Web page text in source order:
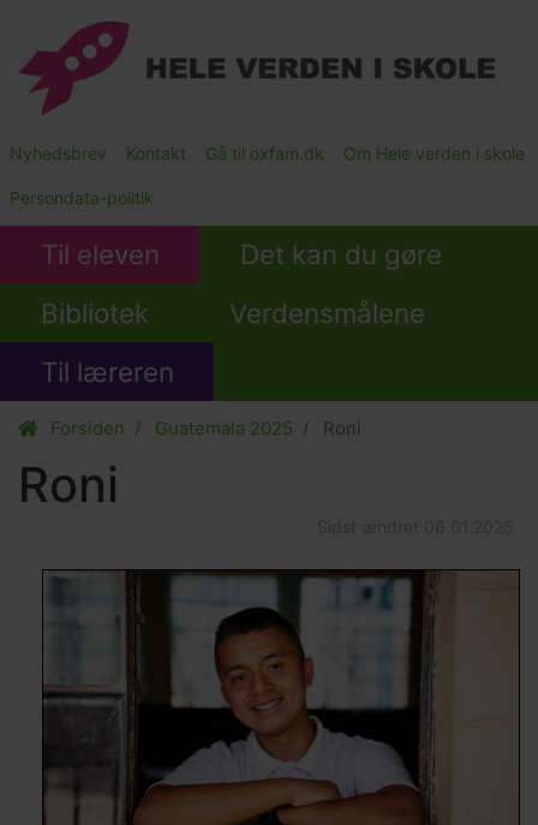
hovedindhold
Main
Submenu
Nyhedsbrev Kontakt Gå til oxfam.dk Om Hele verden i skole
Persondata-politik
Til eleven
Det kan du gøre
Bibliotek
Verdensmålene
Til læreren
Forsiden Guatemala 2025 Roni
Roni
Billede
Image
Billede
Tekst